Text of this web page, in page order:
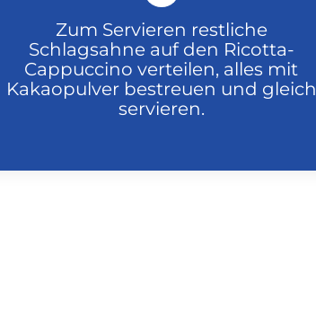
Zum Servieren restliche
Schlagsahne auf den Ricotta-
Cappuccino verteilen, alles mit
Kakaopulver bestreuen und gleich
servieren.